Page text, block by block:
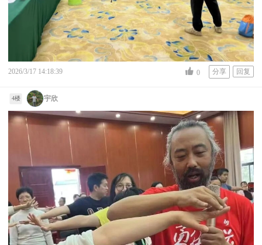
2026/3/17 14:18:39 0 分享 回复
4楼 宇欣